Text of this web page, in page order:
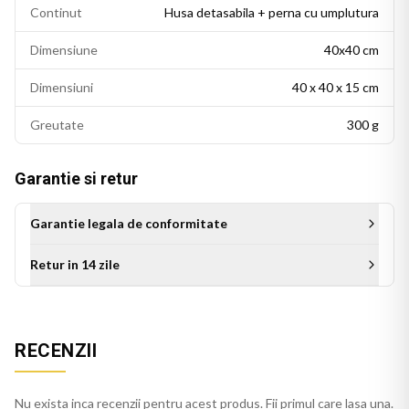
Aceasta perna decorativa se potriveste intr-un living modern,
Este potrivita si ca idee de cadou pentru persoanele cu un
Continut Husa detasabila + perna cu umplutura
Dimensiune 40x40 cm
Dimensiuni 40 x 40 x 15 cm
Greutate 300 g
Garantie si retur
Garantie legala de conformitate
Retur in 14 zile
RECENZII
Nu exista inca recenzii pentru acest produs. Fii primul care lasa una.